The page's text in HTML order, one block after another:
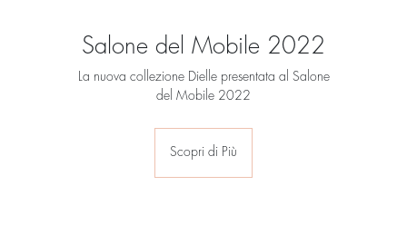
Salone del Mobile 2022
La nuova collezione Dielle presentata al Salone
del Mobile 2022
Scopri di Più